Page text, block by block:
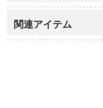
関連アイテム